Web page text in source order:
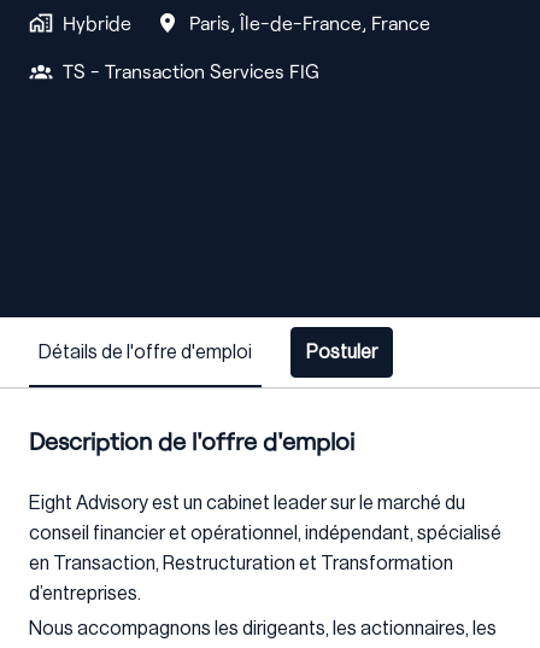
Hybride Paris, Île-de-France, France
TS - Transaction Services FIG
Détails de l'offre d'emploi Postuler
Description de l'offre d'emploi
Eight Advisory est un cabinet leader sur le marché du
conseil financier et opérationnel, indépendant, spécialisé
en Transaction, Restructuration et Transformation
d’entreprises.
Nous accompagnons les dirigeants, les actionnaires, les